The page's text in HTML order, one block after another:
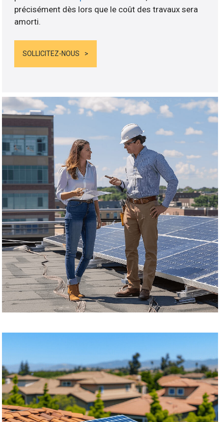
précisément dès lors que le coût des travaux sera
amorti.
SOLLICITEZ-NOUS